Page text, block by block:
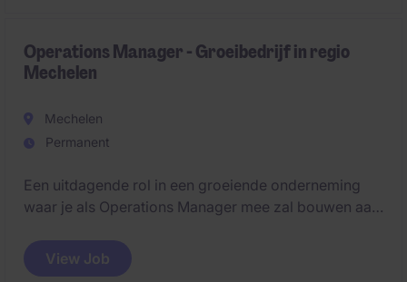
Operations Manager - Groeibedrijf in regio
Mechelen
Mechelen
Permanent
Een uitdagende rol in een groeiende onderneming
waar je als Operations Manager mee zal bouwen aan
werkomgeving voor (proces)optimalisaties,
digitaliseringsprojecten en sterke Customer focus.
View Job